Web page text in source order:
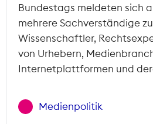
Bundestags meldeten sich
mehrere Sachverständige
Wissenschaftler,
von Urhebern,
Internetplattformen und
Medienpolitik